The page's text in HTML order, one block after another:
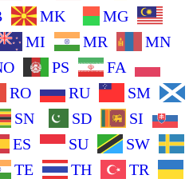
MK
MG
MI MR
MN
PS
FA
RO RU
SM
SN SD
SI
ES SU
SW
TE TH
TR